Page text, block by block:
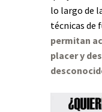
lo largo de
técnicas de
permitan
placer y